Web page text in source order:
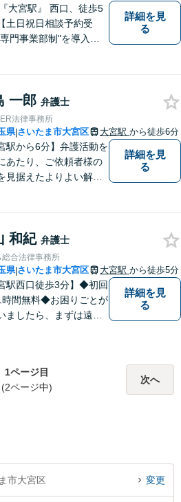
。
『大宮駅』 西口、徒歩5
土日祝日相談予約受
門事業部制"を導入
詳細を見
る
一郎 弁護士
法律事務所
県|さいたま市大宮区 大宮駅 から徒歩6分
駅から6分】弁護活動を
あたり、ご依頼者様の
見据えたよりよい解決
詳細を見
る
和紀 弁護士
総合法律事務所
県|さいたま市大宮区 大宮駅 から徒歩5分
駅西口徒歩3分】◆初回
時間無料◆お困りごとが
ましたら、まずは遠慮
詳細を見
る
1ページ目
(2ページ中)
次へ
市大宮区 変更